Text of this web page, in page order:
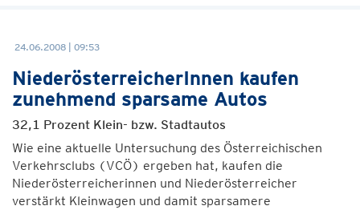
24.06.2008 | 09:53
NiederösterreicherInnen kaufen
zunehmend sparsame Autos
32,1 Prozent Klein- bzw. Stadtautos
Wie eine aktuelle Untersuchung des Österreichischen
Verkehrsclubs (VCÖ) ergeben hat, kaufen die
Niederösterreicherinnen und Niederösterreicher
verstärkt Kleinwagen und damit sparsamere